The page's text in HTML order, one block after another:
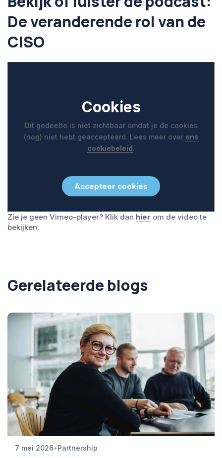
De veranderende rol van de
CISO
Cookies
Dit gedeelte is niet zichtbaar omdat je de cookies
(nog) niet hebt geaccepteerd. Lees meer over ons
cookiebeleid.
Accepteer cookies
Zie je geen Vimeo-player? Klik dan hier om de video te
bekijken.
Gerelateerde blogs
7 mei 2026•Partnership